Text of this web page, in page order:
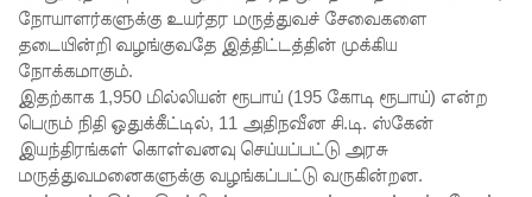
பாதுகாப்பு
நடவடிக்
கை!
இலங்கை
அணியின்
நோயாளர்களுக்கு உயர்தர மருத்துவச் சேவைகளை
தடையின்றி வழங்குவதே இத்திட்டத்தின் முக்கிய
நோக்கமாகும்.
இதற்காக 1,950 மில்லியன் ரூபாய் (195 கோடி ரூபாய்) என்ற
பெரும் நிதி ஒதுக்கீட்டில், 11 அதிநவீன சி.டி. ஸ்கேன்
இயந்திரங்கள் கொள்வனவு செய்யப்பட்டு அரசு
மருத்துவமனைகளுக்கு வழங்கப்பட்டு வருகின்றன.